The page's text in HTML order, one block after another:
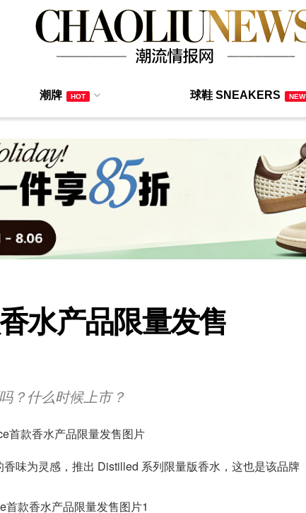
潮牌 HOT 球鞋 SNEAKERS NEW
水产品限量发售
？什么时候上市？
味为灵感，推出 Distilled 系列限量版香水，这也是该品牌